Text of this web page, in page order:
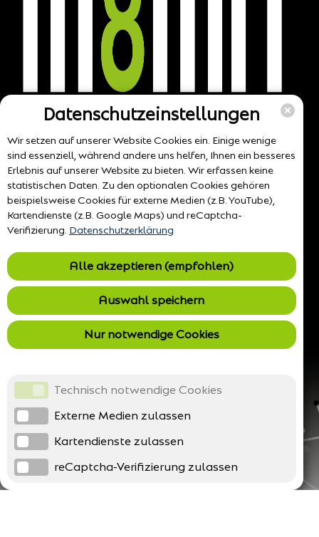
Datenschutzeinstellungen
Wir setzen auf unserer Website Cookies ein. Einige wenige
sind essenziell, während andere uns helfen, Ihnen ein besseres
Erlebnis auf unserer Website zu bieten. Wir erfassen keine
statistischen Daten. Zu den optionalen Cookies gehören
beispielsweise Cookies für externe Medien (z.B. YouTube),
Kartendienste (z.B. Google Maps) und reCaptcha-
Verifizierung. Datenschutzerklärung
Alle akzeptieren (empfohlen)
Auswahl speichern
Nur notwendige Cookies
Technisch notwendige Cookies
Externe Medien zulassen
Kartendienste zulassen
reCaptcha-Verifizierung zulassen